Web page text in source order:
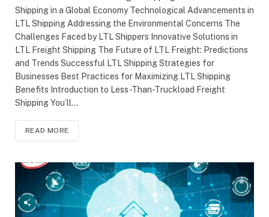
Shipping in a Global Economy Technological Advancements in
LTL Shipping Addressing the Environmental Concerns The
Challenges Faced by LTL Shippers Innovative Solutions in
LTL Freight Shipping The Future of LTL Freight: Predictions
and Trends Successful LTL Shipping Strategies for
Businesses Best Practices for Maximizing LTL Shipping
Benefits Introduction to Less-Than-Truckload Freight
Shipping You’ll…
READ MORE